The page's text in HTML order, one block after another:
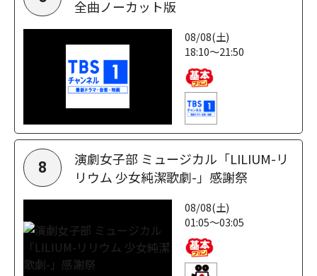
全曲ノーカット版
08/08(土)
18:10～21:50
8
演劇女子部 ミュージカル「LILIUM-リ
リウム 少女純潔歌劇-」感謝祭
08/08(土)
01:05～03:05